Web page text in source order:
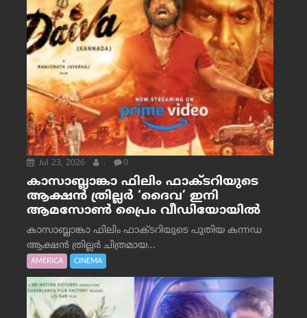
Jul 23, 2026 . 0
കാസാബ്ലാങ്കാ ഫിലിം ഫാക്ടറിയുടെ
ആക്ഷൻ ത്രില്ലർ ‘ദൈവ’ ഇനി
ആമസോൺ പ്രൈം വീഡിയോയിൽ
കാസാബ്ലാങ്കാ ഫിലിം ഫാക്ടറിയുടെ പുതിയ കന്നഡ
ആക്ഷൻ ത്രില്ലർ ചിത്രമായ...
AMERICA CINEMA